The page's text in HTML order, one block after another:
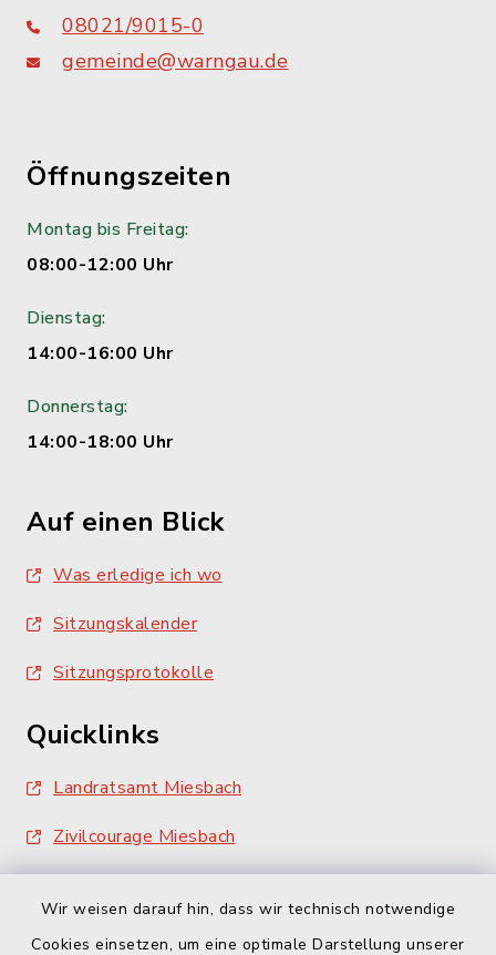
Wir weisen darauf hin, dass wir technisch notwendige
Cookies einsetzen, um eine optimale Darstellung unserer
08021/9015-0
gemeinde@warngau.de
Öffnungszeiten
Montag bis Freitag:
08:00-12:00 Uhr
Dienstag:
14:00-16:00 Uhr
Donnerstag:
14:00-18:00 Uhr
Auf einen Blick
Was erledige ich wo
Sitzungskalender
Sitzungsprotokolle
Quicklinks
Landratsamt Miesbach
Zivilcourage Miesbach